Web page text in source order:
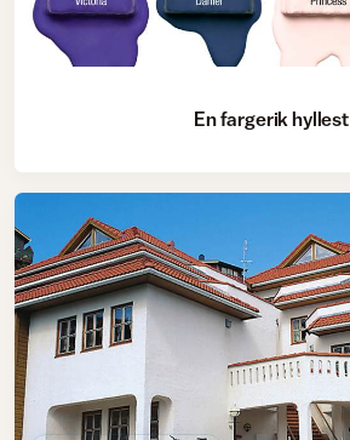
En fargerik hyllest